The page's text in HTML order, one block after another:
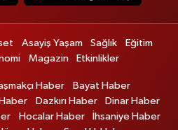
Asayiş Yaşam Sağlık
Eğitim
Magazin Etkinlikler
Haber
Bayat Haber
Dazkırı Haber
Dinar Haber
Hocalar Haber
İhsaniye Haber